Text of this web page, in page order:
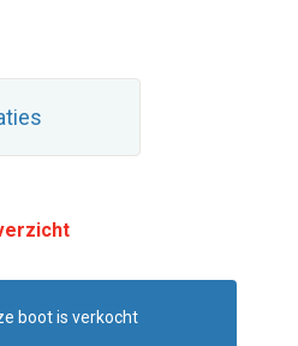
boot is verkocht